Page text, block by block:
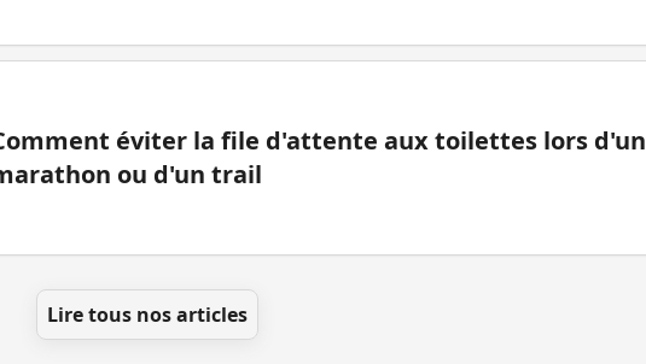
éviter la file d'attente aux toilettes lors d'un
ou d'un trail
Lire tous nos articles